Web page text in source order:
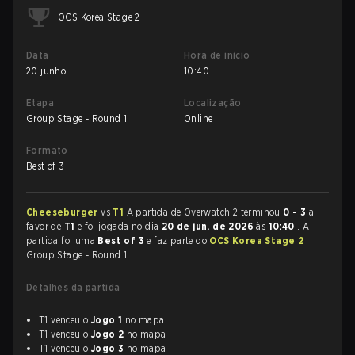
OCS Korea Stage 2
Data
20 junho
Hora de início
10:40
Etapa
Group Stage - Round 1
Localização
Online
Formato
Best of 3
Cheeseburgervs T1 A partida de Overwatch 2 terminou 0 - 3 a
favor de T1 e foi jogada no dia 20 de jun. de 2026às 10:40 . A
partida foi uma Best of 3e faz parte do OCS Korea Stage 2
Group Stage - Round 1.
Detalhes da partida
T1 venceu o Jogo 1 no mapa
T1 venceu o Jogo 2 no mapa
T1 venceu o Jogo 3 no mapa